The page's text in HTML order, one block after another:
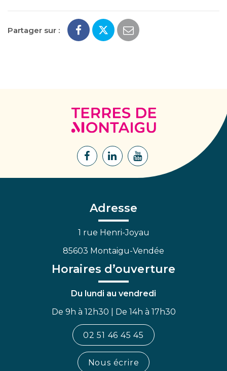
Partager sur :
Terres
de
Lien
Facebook
Lien
Lien
Adresse
1 rue Henri-Joyau
85603 Montaigu-Vendée
Horaires d’ouverture
Du lundi au vendredi
De 9h à 12h30 | De 14h à 17h30
02 51 46 45 45
Nous écrire